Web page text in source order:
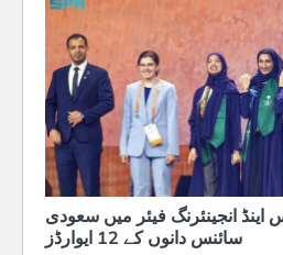
اینڈ انجینئرنگ فیئر میں سعودی
سائنس دانوں کے 12 ایوارڈز